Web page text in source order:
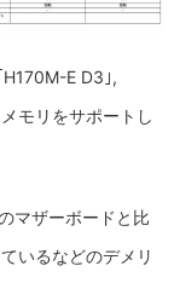
E D3｣,
モリをサポートし
マザーボードと比
いるなどのデメリ